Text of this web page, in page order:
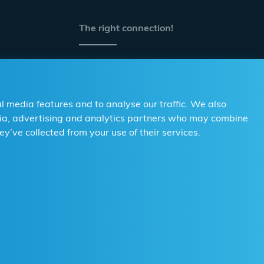
media features and to analyse our traffic. We also
advertising and analytics partners who may combine
collected from your use of their services.
The right connection!
Contatto